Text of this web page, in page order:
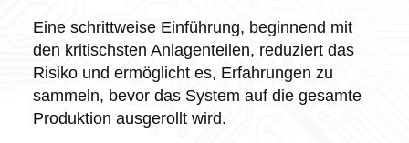
Eine schrittweise Einführung, beginnend mit
den kritischsten Anlagenteilen, reduziert das
Risiko und ermöglicht es, Erfahrungen zu
sammeln, bevor das System auf die gesamte
Produktion ausgerollt wird.